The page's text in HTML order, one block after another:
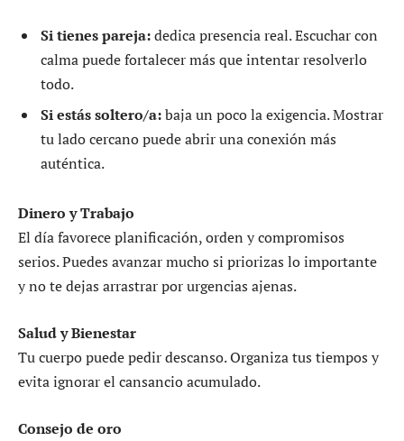
Si tienes pareja:dedica presencia real. Escuchar con
calma puede fortalecer más que intentar resolverlo
todo.
Si estás soltero/a:baja un poco la exigencia. Mostrar
tu lado cercano puede abrir una conexión más
auténtica.
Dinero y Trabajo
El día favorece planificación, orden y compromisos
serios. Puedes avanzar mucho si priorizas lo importante
y no te dejas arrastrar por urgencias ajenas.
Salud y Bienestar
Tu cuerpo puede pedir descanso. Organiza tus tiempos y
evita ignorar el cansancio acumulado.
Consejo de oro